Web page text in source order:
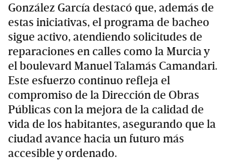
González García destacó que, además de
estas iniciativas, el programa de bacheo
sigue activo, atendiendo solicitudes de
reparaciones en calles como la Murcia y
el boulevard Manuel Talamás Camandari.
Este esfuerzo continuo refleja el
compromiso de la Dirección de Obras
Públicas con la mejora de la calidad de
vida de los habitantes, asegurando que la
ciudad avance hacia un futuro más
accesible y ordenado.